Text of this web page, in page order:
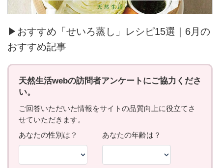
▶おすすめ「せいろ蒸し」レシピ15選｜6月の
おすすめ記事